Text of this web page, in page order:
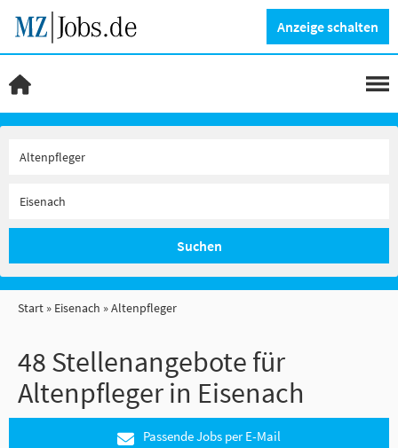
Anzeige schalten
Suchen
Start Eisenach Altenpfleger
48 Stellenangebote für
Altenpfleger in Eisenach
Passende Jobs per E-Mail